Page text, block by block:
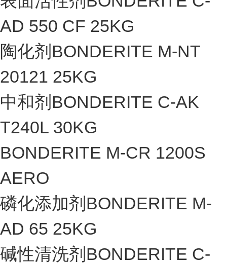
AD 550 CF 25KG
陶化剂BONDERITE M-NT
20121 25KG
中和剂BONDERITE C-AK
T240L 30KG
BONDERITE M-CR 1200S
AERO
磷化添加剂BONDERITE M-
AD 65 25KG
碱性清洗剂BONDERITE C-